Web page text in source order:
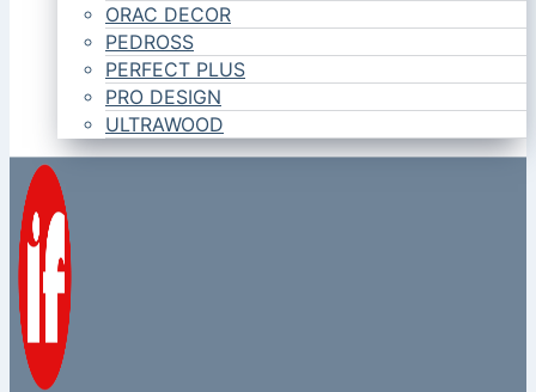
ORAC DECOR
PEDROSS
PERFECT PLUS
PRO DESIGN
ULTRAWOOD